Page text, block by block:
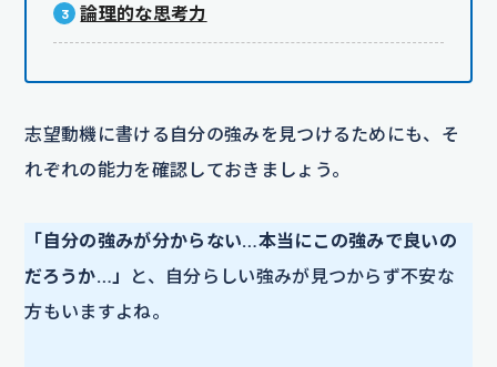
論理的な思考力
志望動機に書ける自分の強みを見つけるためにも、そ
れぞれの能力を確認しておきましょう。
「自分の強みが分からない…本当にこの強みで良いの
だろうか…」
と、自分らしい強みが見つからず不安な
方もいますよね。